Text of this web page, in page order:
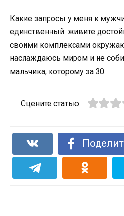
Какие запросы у меня к
единственный: живите
своими комплексами
наслаждаюсь миром и не
мальчика, которому за 30.
Оцените статью